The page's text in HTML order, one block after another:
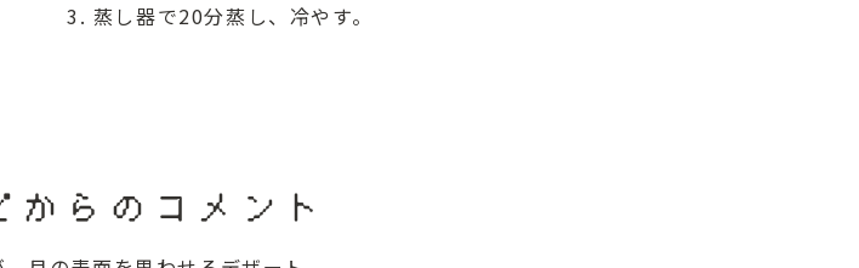
蒸し器で20分蒸し、冷やす。
からのコメント